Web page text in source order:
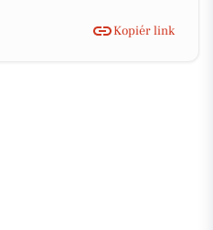
Kopiér link